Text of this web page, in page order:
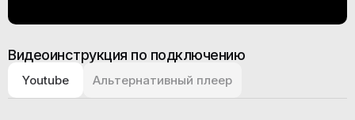
Видео
Видеоинструкция по подключению
Youtube Альтернативный плеер